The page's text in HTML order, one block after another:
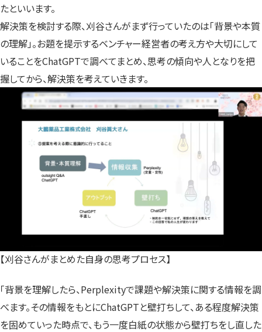
たといいます。
解決策を検討する際、刈谷さんがまず行っていたのは「背景や本質
の理解」。お題を提示するベンチャー経営者の考え方や大切にして
いることをChatGPTで調べてまとめ、思考の傾向や人となりを把
握してから、解決策を考えていきます。
【刈谷さんがまとめた自身の思考プロセス】
「背景を理解したら、Perplexityで課題や解決策に関する情報を調
べます。その情報をもとにChatGPTと壁打ちして、ある程度解決策
を固めていった時点で、もう一度白紙の状態から壁打ちをし直した